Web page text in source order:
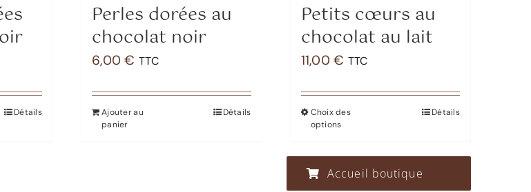
Détails
Perles dorées au
chocolat noir
6,00€ TTC
Ajouter au
panier
Détails
Petits cœurs au
chocolat au lait
11,00€ TTC
Choix des
options
a
plusieurs
Détails
Accueil boutique